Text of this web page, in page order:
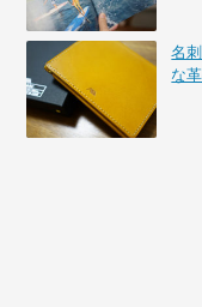
名
な